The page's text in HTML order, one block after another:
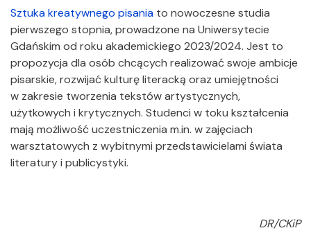
Sztuka kreatywnego pisania to nowoczesne studia
pierwszego stopnia, prowadzone na Uniwersytecie
Gdańskim od roku akademickiego 2023/2024. Jest to
propozycja dla osób chcących realizować swoje ambicje
pisarskie, rozwijać kulturę literacką oraz umiejętności
w zakresie tworzenia tekstów artystycznych,
użytkowych i krytycznych. Studenci w toku kształcenia
mają możliwość uczestniczenia m.in. w zajęciach
warsztatowych z wybitnymi przedstawicielami świata
literatury i publicystyki.
DR/CKiP